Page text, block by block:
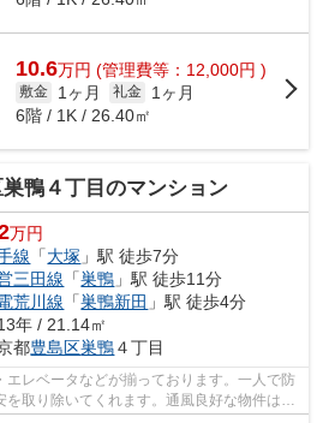
10.6万円 (管理費等：12,000円 )
敷金 1ヶ月 礼金
1ヶ月
6階 / 1K / 26.40㎡
鴨４丁目のマンション
万円
線 「大塚 」駅 徒歩7分
三田線 「巣鴨 」駅 徒歩11分
荒川線 「巣鴨新田 」駅 徒歩4分
年 / 21.14㎡
都豊島区巣鴨４丁目
レベータなどが揃っております。一人で防
取り除いてくれます。通風良好な物件はい